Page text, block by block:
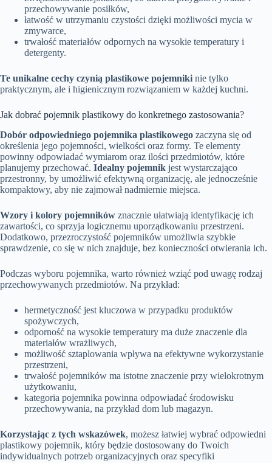
przechowywanie posiłków,
łatwość w utrzymaniu czystości dzięki możliwości mycia w
zmywarce,
trwałość materiałów odpornych na wysokie temperatury i
detergenty.
Te unikalne cechy czynią plastikowe pojemniki nie tylko
praktycznym, ale i higienicznym rozwiązaniem w każdej kuchni.
Jak dobrać pojemnik plastikowy do konkretnego zastosowania?
Dobór odpowiedniego pojemnika plastikowego zaczyna się od
określenia jego pojemności, wielkości oraz formy. Te elementy
powinny odpowiadać wymiarom oraz ilości przedmiotów, które
planujemy przechować. Idealny pojemnik jest wystarczająco
przestronny, by umożliwić efektywną organizację, ale jednocześnie
kompaktowy, aby nie zajmował nadmiernie miejsca.
Wzory i kolory pojemników znacznie ułatwiają identyfikację ich
zawartości, co sprzyja logicznemu uporządkowaniu przestrzeni.
Dodatkowo, przezroczystość pojemników umożliwia szybkie
sprawdzenie, co się w nich znajduje, bez konieczności otwierania ich.
Podczas wyboru pojemnika, warto również wziąć pod uwagę rodzaj
przechowywanych przedmiotów. Na przykład:
hermetyczność jest kluczowa w przypadku produktów
spożywczych,
odporność na wysokie temperatury ma duże znaczenie dla
materiałów wrażliwych,
możliwość sztaplowania wpływa na efektywne wykorzystanie
przestrzeni,
trwałość pojemników ma istotne znaczenie przy wielokrotnym
użytkowaniu,
kategoria pojemnika powinna odpowiadać środowisku
przechowywania, na przykład dom lub magazyn.
Korzystając z tych wskazówek, możesz łatwiej wybrać odpowiedni
plastikowy pojemnik, który będzie dostosowany do Twoich
indywidualnych potrzeb organizacyjnych oraz specyfiki